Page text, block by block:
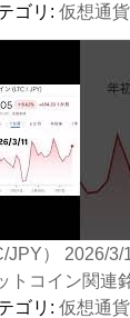
ゴリ:仮想通貨
JPY） 2026/
トコイン関連
ゴリ:仮想通貨